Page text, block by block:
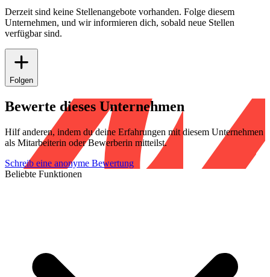
Derzeit sind keine Stellenangebote vorhanden. Folge diesem
Unternehmen, und wir informieren dich, sobald neue Stellen
verfügbar sind.
Folgen
Bewerte dieses Unternehmen
Hilf anderen, indem du deine Erfahrungen mit diesem Unternehmen
als Mitarbeiterin oder Bewerberin mitteilst.
Schreib eine anonyme Bewertung
Beliebte Funktionen